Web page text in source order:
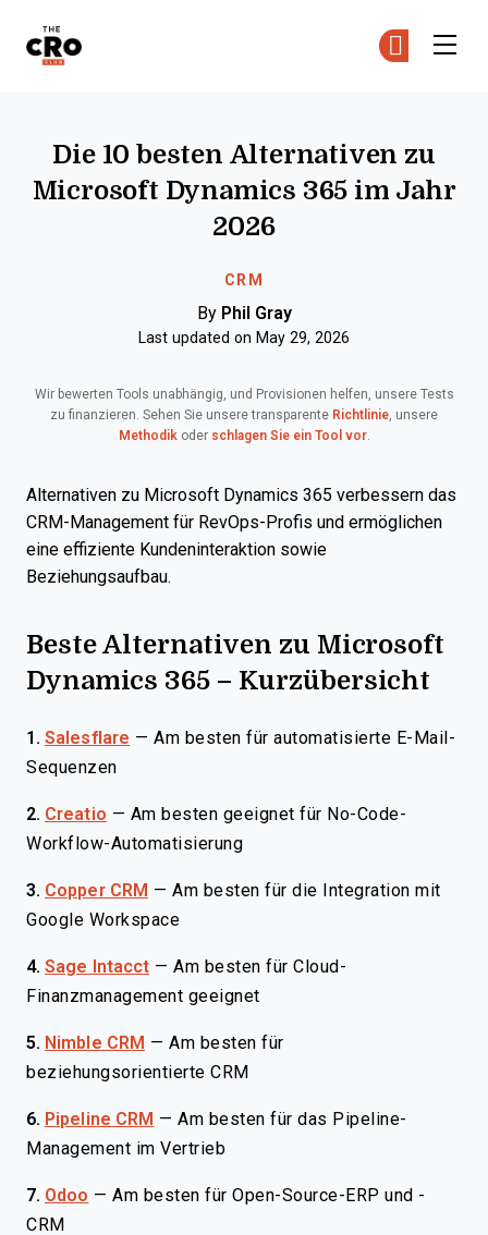
CRM
Die 10 besten Alternativen zu
Microsoft Dynamics 365 im Jahr
2026
By Phil Gray
Last updated on May 29, 2026
Wir bewerten Tools unabhängig, und Provisionen helfen, unsere Tests
zu finanzieren. Sehen Sie unsere transparente Richtlinie, unsere
Methodikoder schlagen Sie ein Tool vor.
Alternativen zu Microsoft Dynamics 365 verbessern das
CRM-Management für RevOps-Profis und ermöglichen
eine effiziente Kundeninteraktion sowie
Beziehungsaufbau.
Beste Alternativen zu Microsoft
Dynamics 365 – Kurzübersicht
1. Salesflare — Am besten für automatisierte E-Mail-
Sequenzen
2. Creatio — Am besten geeignet für No-Code-
Workflow-Automatisierung
3. Copper CRM — Am besten für die Integration mit
Google Workspace
4. Sage Intacct —Am besten für Cloud-
Finanzmanagement geeignet
5. Nimble CRM — Am besten für
beziehungsorientierte CRM
6. Pipeline CRM —Am besten für das Pipeline-
Management im Vertrieb
7. Odoo —Am besten für Open-Source-ERP und -
CRM